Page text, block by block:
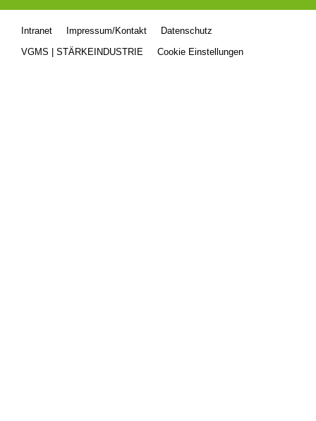
Intranet Impressum/Kontakt
Datenschutz
VGMS | STÄRKEINDUSTRIE
Cookie Einstellungen